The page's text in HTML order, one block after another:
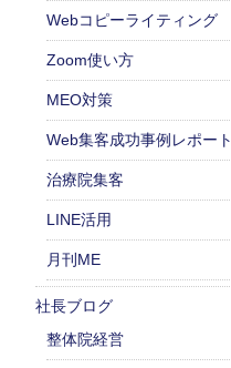
Webコピーライティング
Zoom使い方
MEO対策
Web集客成功事例レポート
治療院集客
LINE活用
月刊ME
社長ブログ
整体院経営